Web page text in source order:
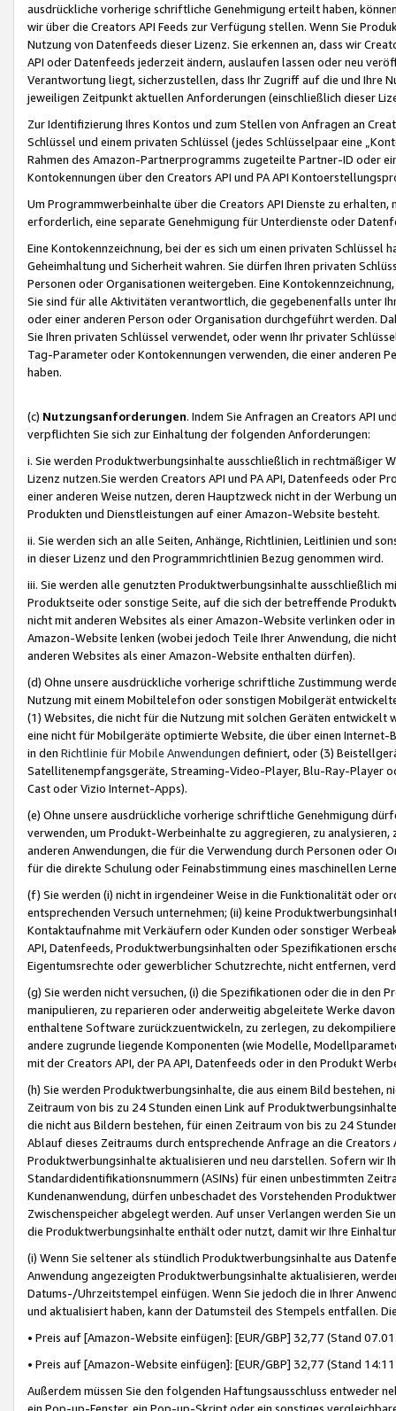
ausdrückliche vorherige schriftliche Genehmigung erteilt haben,
wir über die Creators API Feeds zur Verfügung stellen. Wenn Sie
Nutzung von Datenfeeds dieser Lizenz. Sie erkennen an, dass wir
API oder Datenfeeds jederzeit ändern, auslaufen lassen oder neu
Verantwortung liegt, sicherzustellen, dass Ihr Zugriff auf die und Ihre
jeweiligen Zeitpunkt aktuellen Anforderungen (einschließlich dieser
Zur Identifizierung Ihres Kontos und zum Stellen von Anfragen an
Schlüssel und einem privaten Schlüssel (jedes Schlüsselpaar eine
Rahmen des Amazon-Partnerprogramms zugeteilte Partner-ID oder
Kontokennungen über den Creators API und PA API
Um Programmwerbeinhalte über die Creators API Dienste zu
erforderlich, eine separate Genehmigung für Unterdienste oder
Eine Kontokennzeichnung, bei der es sich um einen privaten
Geheimhaltung und Sicherheit wahren. Sie dürfen Ihren privaten
Personen oder Organisationen weitergeben. Eine
Sie sind für alle Aktivitäten verantwortlich, die gegebenenfalls unter
oder einer anderen Person oder Organisation durchgeführt werden.
Sie Ihren privaten Schlüssel verwendet, oder wenn Ihr privater
Tag-Parameter oder Kontokennungen verwenden, die einer anderen
haben.
(c) Nutzungsanforderungen. Indem Sie Anfragen an Creators API
verpflichten Sie sich zur Einhaltung der folgenden Anforderungen:
i. Sie werden Produktwerbungsinhalte ausschließlich in rechtmäßiger
Lizenz nutzen.Sie werden Creators API und PA API, Datenfeeds oder
einer anderen Weise nutzen, deren Hauptzweck nicht in der Werbung
Produkten und Dienstleistungen auf einer Amazon-Website besteht.
ii. Sie werden sich an alle Seiten, Anhänge, Richtlinien, Leitlinien und
in dieser Lizenz und den Programmrichtlinien Bezug genommen wird.
iii. Sie werden alle genutzten Produktwerbungsinhalte ausschließlich
Produktseite oder sonstige Seite, auf die sich der betreffende
nicht mit anderen Websites als einer Amazon-Website verlinken oder
Amazon-Website lenken (wobei jedoch Teile Ihrer Anwendung, die
anderen Websites als einer Amazon-Website enthalten dürfen).
(d) Ohne unsere ausdrückliche vorherige schriftliche Zustimmung
Nutzung mit einem Mobiltelefon oder sonstigen Mobilgerät
(1) Websites, die nicht für die Nutzung mit solchen Geräten
eine nicht für Mobilgeräte optimierte Website, die über einen
in den Richtlinie für Mobile Anwendungen definiert, oder (3)
Satellitenempfangsgeräte, Streaming-Video-Player, Blu-Ray-Player
Cast oder Vizio Internet-Apps).
(e) Ohne unsere ausdrückliche vorherige schriftliche Genehmigung
verwenden, um Produkt-Werbeinhalte zu aggregieren, zu
anderen Anwendungen, die für die Verwendung durch Personen
für die direkte Schulung oder Feinabstimmung eines maschinellen
(f) Sie werden (i) nicht in irgendeiner Weise in die Funktionalität oder
entsprechenden Versuch unternehmen; (ii) keine
Kontaktaufnahme mit Verkäufern oder Kunden oder sonstiger
API, Datenfeeds, Produktwerbungsinhalten oder Spezifikationen
Eigentumsrechte oder gewerblicher Schutzrechte, nicht entfernen,
(g) Sie werden nicht versuchen, (i) die Spezifikationen oder die in
manipulieren, zu reparieren oder anderweitig abgeleitete Werke
enthaltene Software zurückzuentwickeln, zu zerlegen, zu
andere zugrunde liegende Komponenten (wie Modelle,
mit der Creators API, der PA API, Datenfeeds oder in den Produkt
(h) Sie werden Produktwerbungsinhalte, die aus einem Bild bestehen,
Zeitraum von bis zu 24 Stunden einen Link auf
die nicht aus Bildern bestehen, für einen Zeitraum von bis zu 24
Ablauf dieses Zeitraums durch entsprechende Anfrage an die
Produktwerbungsinhalte aktualisieren und neu darstellen. Sofern wir
Standardidentifikationsnummern (ASINs) für einen unbestimmten
Kundenanwendung, dürfen unbeschadet des Vorstehenden
Zwischenspeicher abgelegt werden. Auf unser Verlangen werden Sie
die Produktwerbungsinhalte enthält oder nutzt, damit wir Ihre
(i) Wenn Sie seltener als stündlich Produktwerbungsinhalte aus
Anwendung angezeigten Produktwerbungsinhalte aktualisieren,
Datums-/Uhrzeitstempel einfügen. Wenn Sie jedoch die in Ihrer
und aktualisiert haben, kann der Datumsteil des Stempels entfallen.
• Preis auf [Amazon-Website einfügen]: [EUR/GBP] 32,77 (Stand
• Preis auf [Amazon-Website einfügen]: [EUR/GBP] 32,77 (Stand
Außerdem müssen Sie den folgenden Haftungsausschluss entweder
ein Pop-up-Fenster, ein Pop-up-Skript oder ein sonstiges